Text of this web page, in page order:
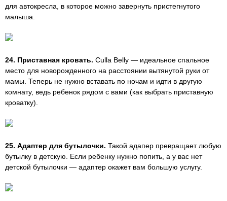
для автокресла, в которое можно завернуть пристегнутого
малыша.
24. Приставная кровать. Culla Belly — идеальное спальное
место для новорожденного на расстоянии вытянутой руки от
мамы. Теперь не нужно вставать по ночам и идти в другую
комнату, ведь ребенок рядом с вами (как выбрать приставную
кроватку).
25. Адаптер для бутылочки. Такой адапер превращает любую
бутылку в детскую. Если ребенку нужно попить, а у вас нет
детской бутылочки — адаптер окажет вам большую услугу.